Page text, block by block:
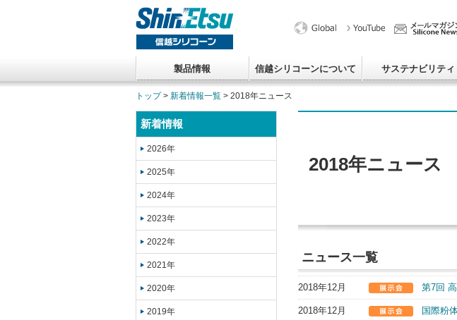
製品情報 信越シリコーンについて サステナビリティ
トップ> 新着情報一覧 > 2018年ニュース
新着情報
2026年
2025年
2024年
2023年
2022年
2021年
2020年
2019年
2018年ニュース
ニュース一覧
2018年12月 第7回
2018年12月 国際粉